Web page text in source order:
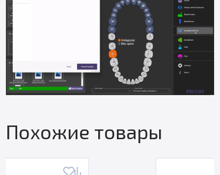
Похожие товары